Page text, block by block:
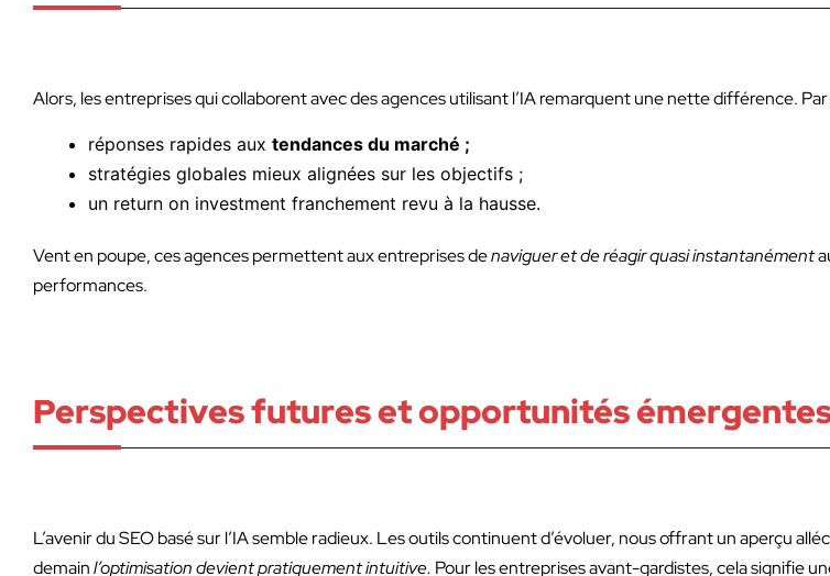
Alors, les entreprises qui collaborent avec des agences utilisant l’IA remarquent une nette différence.
réponses rapides aux tendances du marché ;
stratégies globales mieux alignées sur les objectifs ;
un return on investment franchement revu à la hausse.
Vent en poupe, ces agences permettent aux entreprises denaviguer et de réagir quasi instantanément
performances.
Perspectives futures et opportunités
L’avenir du SEO basé sur l’IA semble radieux. Les outils continuent d’évoluer, nous offrant un aperçu
demainl’optimisation devient pratiquement intuitive. Pour les entreprises avant-gardistes, cela signifie